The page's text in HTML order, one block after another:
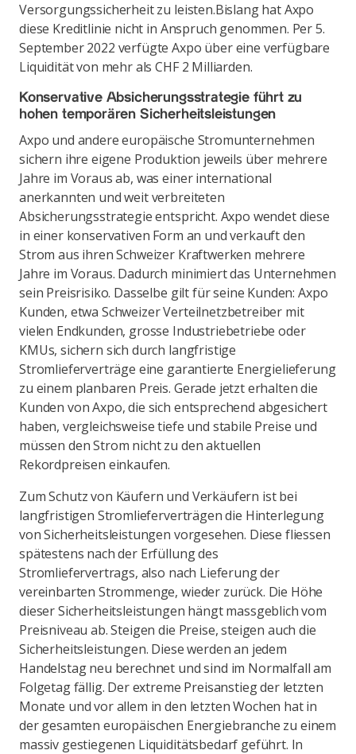
Versorgungssicherheit zu leisten.Bislang hat Axpo
diese Kreditlinie nicht in Anspruch genommen. Per 5.
September 2022 verfügte Axpo über eine verfügbare
Liquidität von mehr als CHF 2 Milliarden.
Konservative Absicherungsstrategie führt zu
hohen temporären Sicherheitsleistungen
Axpo und andere europäische Stromunternehmen
sichern ihre eigene Produktion jeweils über mehrere
Jahre im Voraus ab, was einer international
anerkannten und weit verbreiteten
Absicherungsstrategie entspricht. Axpo wendet diese
in einer konservativen Form an und verkauft den
Strom aus ihren Schweizer Kraftwerken mehrere
Jahre im Voraus. Dadurch minimiert das Unternehmen
sein Preisrisiko. Dasselbe gilt für seine Kunden: Axpo
Kunden, etwa Schweizer Verteilnetzbetreiber mit
vielen Endkunden, grosse Industriebetriebe oder
KMUs, sichern sich durch langfristige
Stromlieferverträge eine garantierte Energielieferung
zu einem planbaren Preis. Gerade jetzt erhalten die
Kunden von Axpo, die sich entsprechend abgesichert
haben, vergleichsweise tiefe und stabile Preise und
müssen den Strom nicht zu den aktuellen
Rekordpreisen einkaufen.
Zum Schutz von Käufern und Verkäufern ist bei
langfristigen Stromlieferverträgen die Hinterlegung
von Sicherheitsleistungen vorgesehen. Diese fliessen
spätestens nach der Erfüllung des
Stromliefervertrags, also nach Lieferung der
vereinbarten Strommenge, wieder zurück. Die Höhe
dieser Sicherheitsleistungen hängt massgeblich vom
Preisniveau ab. Steigen die Preise, steigen auch die
Sicherheitsleistungen. Diese werden an jedem
Handelstag neu berechnet und sind im Normalfall am
Folgetag fällig. Der extreme Preisanstieg der letzten
Monate und vor allem in den letzten Wochen hat in
der gesamten europäischen Energiebranche zu einem
massiv gestiegenen Liquiditätsbedarf geführt. In